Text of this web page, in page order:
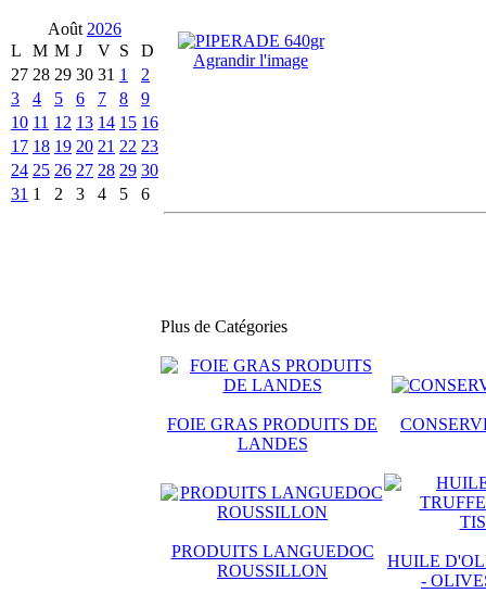
Août 2026
L
M M J V S
D
27 28 29 30 31 1
2
3
4 5 6 7 8
9
10 11 12 13 14 15 16
17 18 19 20 21 22 23
24 25 26 27 28 29 30
31 1 2 3 4 5 6
Agrandir l'image
Plus de Catégories
FOIE GRAS PRODUITS DE
LANDES
PRODUITS LANGUEDOC
ROUSSILLON
HUILE
-